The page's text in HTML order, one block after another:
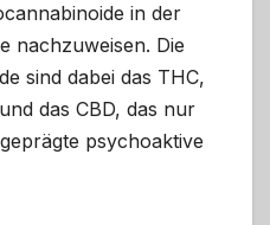
in der
nachzuweisen. Die
sind dabei das THC,
das CBD, das nur
psychoaktive